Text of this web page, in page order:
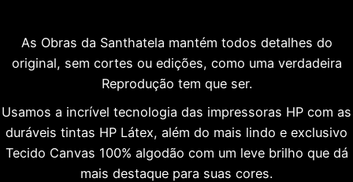
As Obras da Santhatela mantém todos detalhes do
original, sem cortes ou edições, como uma verdadeira
Reprodução tem que ser.
Usamos a incrível tecnologia das impressoras HP com as
duráveis tintas HP Látex, além do mais lindo e exclusivo
Tecido Canvas 100% algodão com um leve brilho que dá
mais destaque para suas cores.